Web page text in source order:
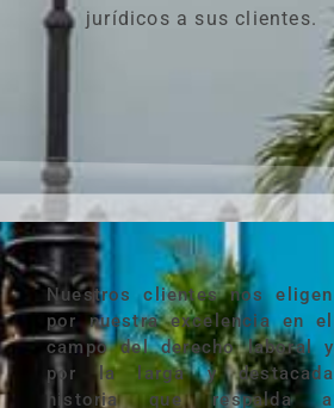
jurídicos a sus clientes.
Nuestros clientes nos eligen
por nuestra excelencia en el
campo del derecho laboral y
por la larga y destacada
historia que respalda a
capacitados y una atención
personalizada y especializada,
Barrionuevo & Andrade,
Abogados es la opción ideal
para quienes buscan resolver